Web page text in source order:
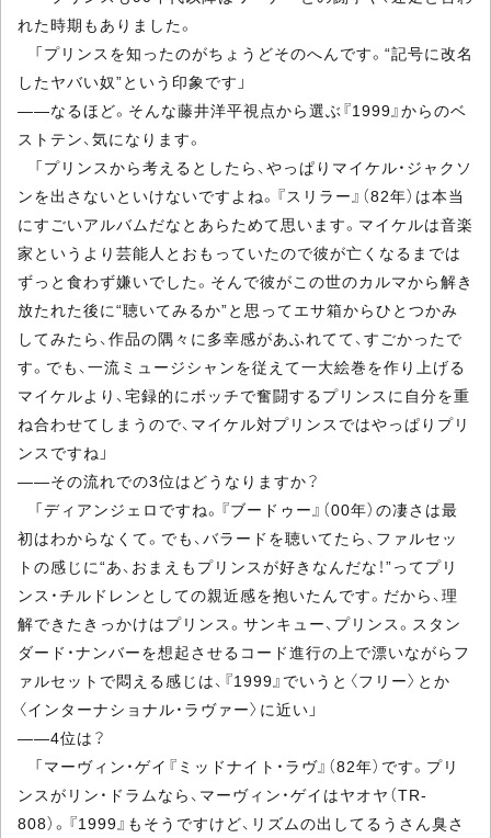
れた時期もありました。
「プリンスを知ったのがちょうどそのへんです。“記号に改名
したヤバい奴”という印象です」
――なるほど。そんな藤井洋平視点から選ぶ『1999』からのベ
ストテン、気になります。
「プリンスから考えるとしたら、やっぱりマイケル・ジャクソ
ンを出さないといけないですよね。『スリラー』（82年）は本当
にすごいアルバムだなとあらためて思います。マイケルは音楽
家というより芸能人とおもっていたので彼が亡くなるまでは
ずっと食わず嫌いでした。そんで彼がこの世のカルマから解き
放たれた後に“聴いてみるか”と思ってエサ箱からひとつかみ
してみたら、作品の隅々に多幸感があふれてて、すごかったで
す。でも、一流ミュージシャンを従えて一大絵巻を作り上げる
マイケルより、宅録的にボッチで奮闘するプリンスに自分を重
ね合わせてしまうので、マイケル対プリンスではやっぱりプリ
ンスですね」
――その流れでの3位はどうなりますか？
「ディアンジェロですね。『ブードゥー』（00年）の凄さは最
初はわからなくて。でも、バラードを聴いてたら、ファルセッ
トの感じに“あ、おまえもプリンスが好きなんだな！”ってプリ
ンス・チルドレンとしての親近感を抱いたんです。だから、理
解できたきっかけはプリンス。サンキュー、プリンス。スタン
ダード・ナンバーを想起させるコード進行の上で漂いながらフ
ァルセットで悶える感じは、『1999』でいうと〈フリー〉とか
〈インターナショナル・ラヴァー〉に近い」
――4位は？
「マーヴィン・ゲイ『ミッドナイト・ラヴ』（82年）です。プリ
ンスがリン・ドラムなら、マーヴィン・ゲイはヤオヤ（TR-
808）。『1999』もそうですけど、リズムの出してるうさん臭さ